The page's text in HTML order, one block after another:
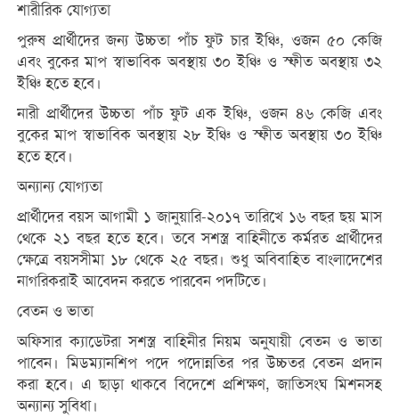
শারীরিক যোগ্যতা
পুরুষ প্রার্থীদের জন্য উচ্চতা পাঁচ ফুট চার ইঞ্চি, ওজন ৫০ কেজি
এবং বুকের মাপ স্বাভাবিক অবস্থায় ৩০ ইঞ্চি ও স্ফীত অবস্থায় ৩২
ইঞ্চি হতে হবে।
নারী প্রার্থীদের উচ্চতা পাঁচ ফুট এক ইঞ্চি, ওজন ৪৬ কেজি এবং
বুকের মাপ স্বাভাবিক অবস্থায় ২৮ ইঞ্চি ও স্ফীত অবস্থায় ৩০ ইঞ্চি
হতে হবে।
অন্যান্য যোগ্যতা
প্রার্থীদের বয়স আগামী ১ জানুয়ারি-২০১৭ তারিখে ১৬ বছর ছয় মাস
থেকে ২১ বছর হতে হবে। তবে সশস্ত্র বাহিনীতে কর্মরত প্রার্থীদের
ক্ষেত্রে বয়সসীমা ১৮ থেকে ২৫ বছর। শুধু অবিবাহিত বাংলাদেশের
নাগরিকরাই আবেদন করতে পারবেন পদটিতে।
বেতন ও ভাতা
অফিসার ক্যাডেটরা সশস্ত্র বাহিনীর নিয়ম অনুযায়ী বেতন ও ভাতা
পাবেন। মিডম্যানশিপ পদে পদোন্নতির পর উচ্চতর বেতন প্রদান
করা হবে। এ ছাড়া থাকবে বিদেশে প্রশিক্ষণ, জাতিসংঘ মিশনসহ
অন্যান্য সুবিধা।